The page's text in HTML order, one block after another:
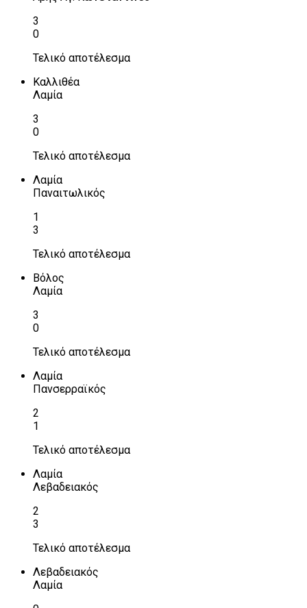
3
0
Τελικό αποτέλεσμα
Καλλιθέα
Λαμία
3
0
Τελικό αποτέλεσμα
Λαμία
Παναιτωλικός
1
3
Τελικό αποτέλεσμα
Βόλος
Λαμία
3
0
Τελικό αποτέλεσμα
Λαμία
Πανσερραϊκός
2
1
Τελικό αποτέλεσμα
Λαμία
Λεβαδειακός
2
3
Τελικό αποτέλεσμα
Λεβαδειακός
Λαμία